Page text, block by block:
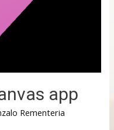
app
Rementeria